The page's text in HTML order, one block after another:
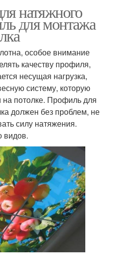
натяжного
для монтажа
особое внимание
качеству профиля,
несущая нагрузка,
систему, которую
на потолке. Профиль для
должен без проблем, не
силу натяжения.
видов.